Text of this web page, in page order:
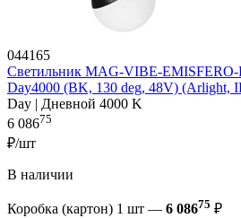
044165
Светильник MAG-VIBE-
Day4000 (BK, 130 deg, 48V) (Arlight,
Day | Дневной 4000 K
6 08675
₽/шт
В наличии
Коробка (картон) 1 шт — 6 08675 ₽